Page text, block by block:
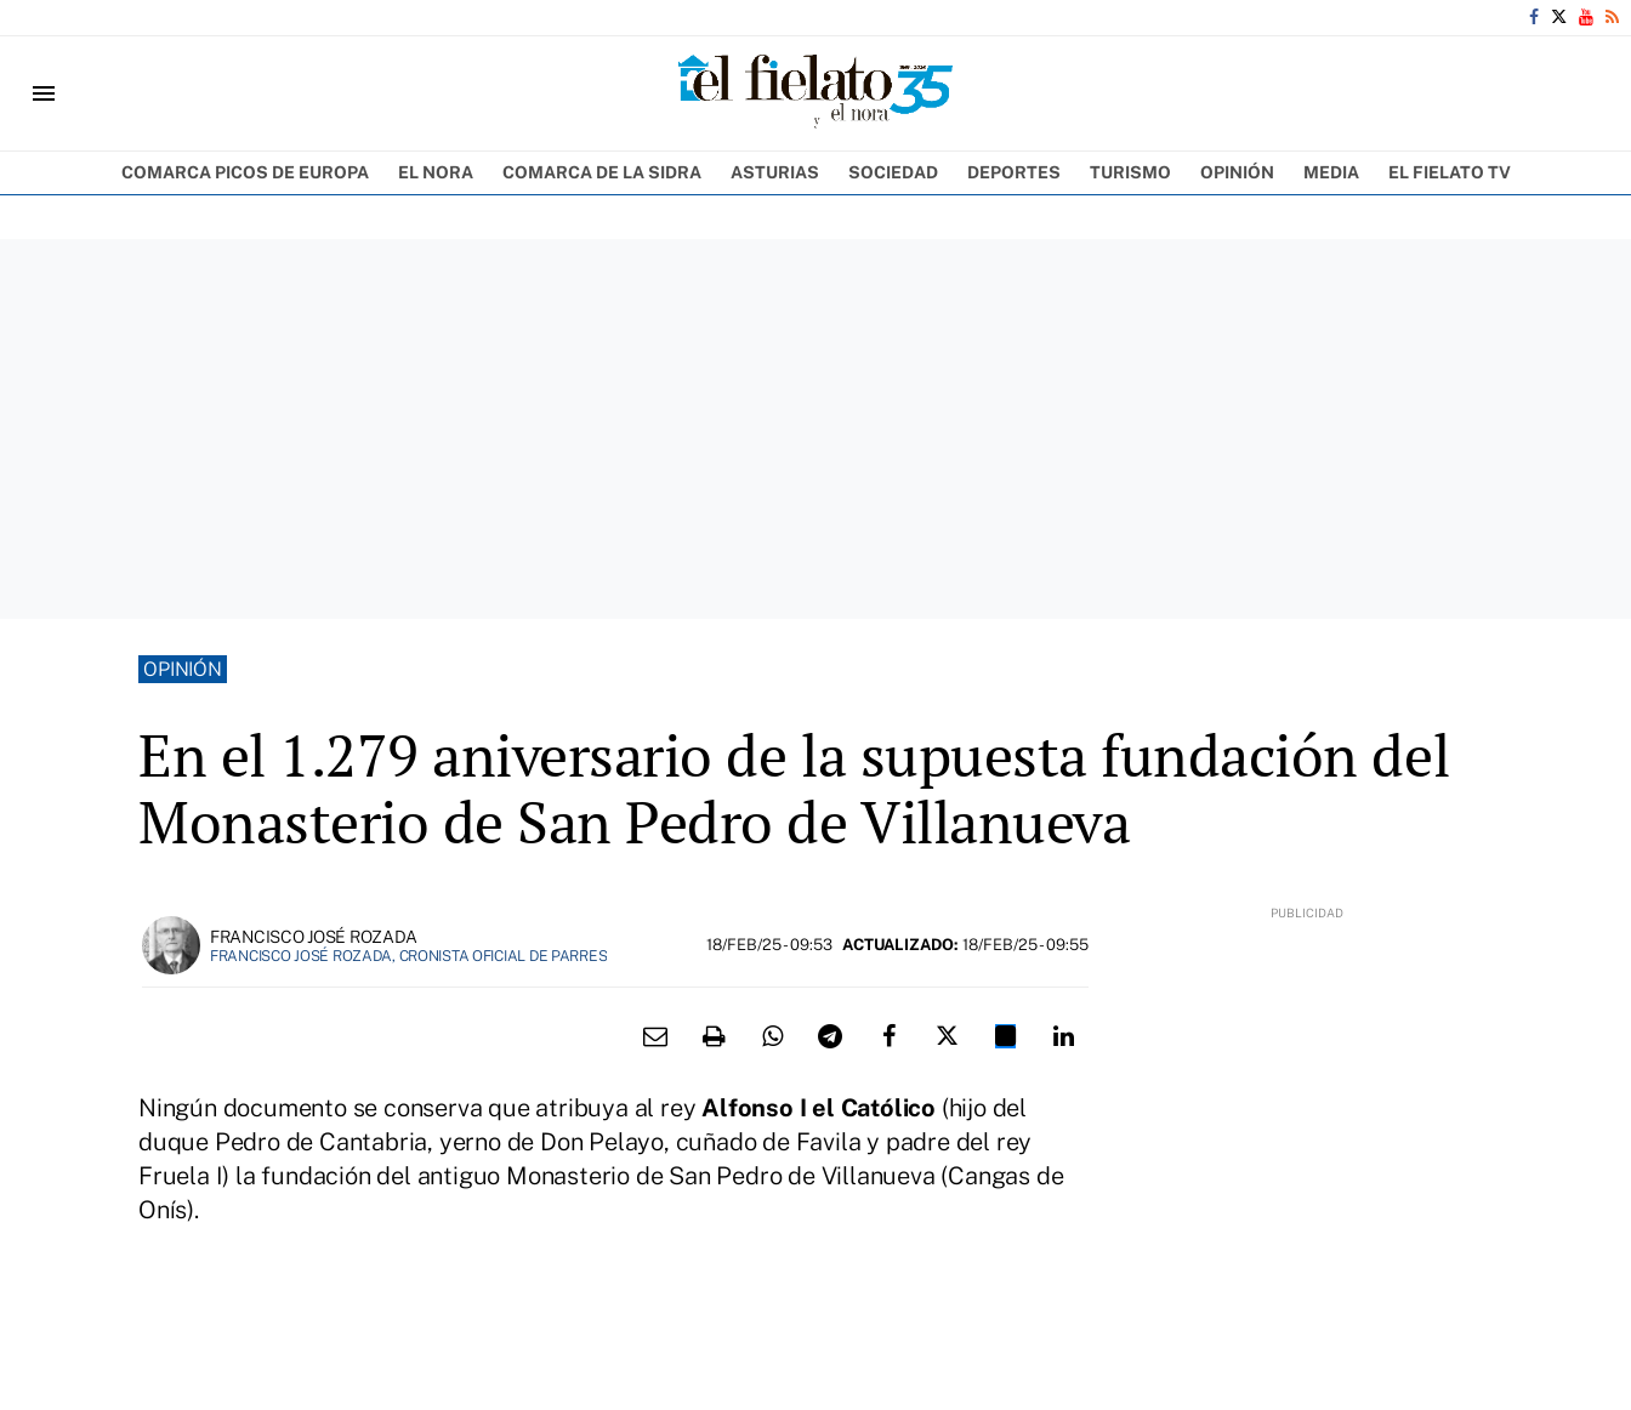
menu
COMARCA PICOS DE EUROPA EL NORA COMARCA DE LA SIDRA ASTURIAS SOCIEDAD DEPORTES TURISMO OPINIÓN MEDIA EL FIELATO TV
OPINIÓN
En el 1.279 aniversario de la supuesta fundación del
Monasterio de San Pedro de Villanueva
FRANCISCO JOSÉ ROZADA
FRANCISCO JOSÉ ROZADA, CRONISTA OFICIAL DE PARRES
18/FEB/25- 09:53 ACTUALIZADO: 18/FEB/25 - 09:55
Ningún documento se conserva que atribuya al reyAlfonso I el Católico (hijo del
duque Pedro de Cantabria, yerno de Don Pelayo, cuñado de Favila y padre del rey
Fruela I) la fundación del antiguo Monasterio de San Pedro de Villanueva (Cangas de
Onís).